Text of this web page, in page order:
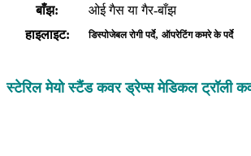
बाँझ:
ओई गैस या गैर-बाँझ
हाइलाइट:
डिस्पोजेबल रोगी पर्दे, ऑपरेटिंग कमरे के पर्दे
स्टेरिल मेयो स्टैंड कवर ड्रेप्स मेडिकल ट्रॉली